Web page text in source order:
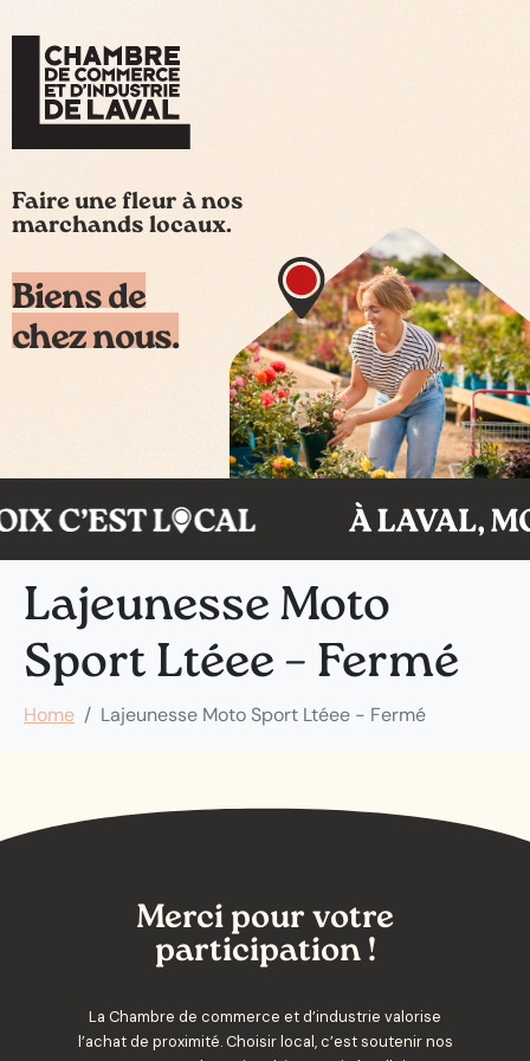
Faire une fleur à nos
marchands locaux.
Biens de
chez nous.
Lajeunesse Moto
Sport Ltéee – Fermé
Home Lajeunesse Moto Sport Ltéee - Fermé
Merci pour votre
participation !
La Chambre de commerce et d’industrie valorise
l’achat de proximité. Choisir local, c’est soutenir nos